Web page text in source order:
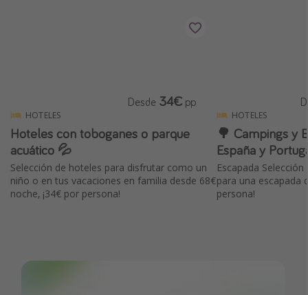
HOTELES
Hoteles con toboganes o parque
acuático 💦
Selección de hoteles para disfrutar como un
niño o en tus vacaciones en familia desde 68€
noche, ¡34€ por persona!
Desde 34€ pp
HOTELES
🌳 Campings y
España y
Escapada
para una escapada
persona!